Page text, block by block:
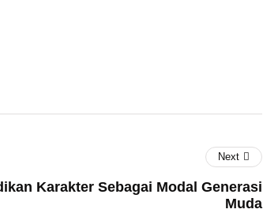
Next
Karakter Sebagai Modal Generasi
Muda